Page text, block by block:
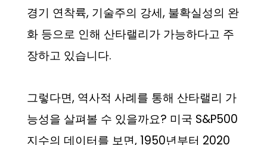
경기 연착륙, 기술주의 강세, 불확실성의 완
화 등으로 인해 산타랠리가 가능하다고 주
장하고 있습니다.
그렇다면, 역사적 사례를 통해 산타랠리 가
능성을 살펴볼 수 있을까요? 미국 S&P500
지수의 데이터를 보면, 1950년부터 2020